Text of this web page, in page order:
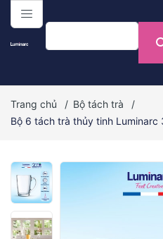
menu
Trang chủ / Bộ tách trà
/
Bộ 6 tách trà thủy tinh Luminarc